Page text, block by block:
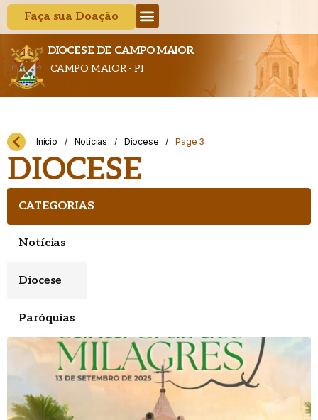
Faça sua Doação
DIOCESE DE CAMPO MAIOR
CAMPO MAIOR - PI
Início / Notícias / Diocese / Page 3
DIOCESE
CATEGORIAS
Notícias
Diocese
Paróquias